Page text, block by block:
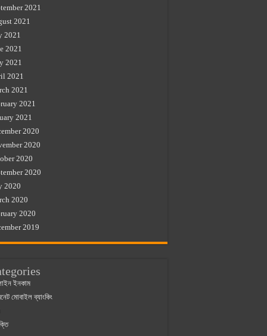
2021
2021
2021
2021
2021
2021
2021
2021
2021
2020
2020
2020
2020
2020
2020
2020
2019
ইনকাম
মোবাইল ব্যাংকিং